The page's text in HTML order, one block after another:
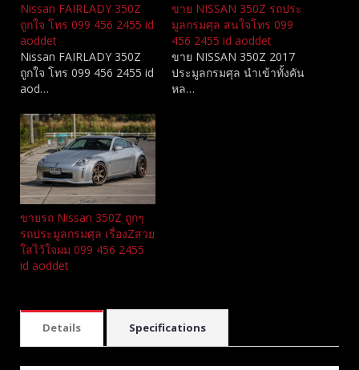
Nissan FAIRLADY 350Z
ถูกใจ โทร 099 456 2455 id
aoddet
Nissan FAIRLADY 350Z
ถูกใจ โทร 099 456 2455 id
aod…
ขาย NISSAN 350Z รถประ
มูลกรมศุล สนใจโทร 099
456 2455 id aoddet
ขาย NISSAN 350Z 2017
ประมูลกรมศุล นำเข้าทั้งคัน
หล…
ขายรถ Nissan 350Z ถูกๆ
รถประมูลกรมศุล เรื่องZสวย
ใสไว้ใจผม 099 456 2455
id aoddet
Details Specifications